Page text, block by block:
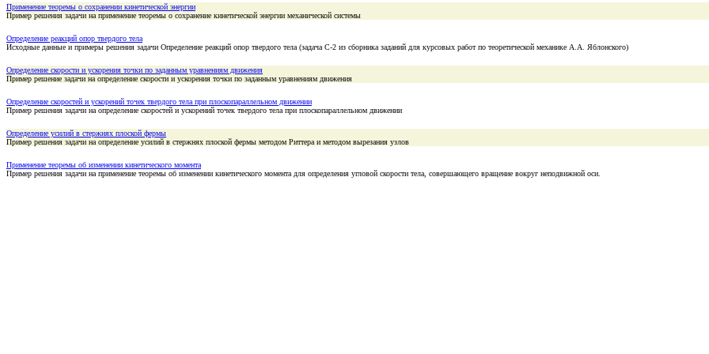
Применение теоремы о сохранении кинетической энергии
Пример решения задачи на применение теоремы о сохранение кинетической энергии механической системы
Определение реакций опор твердого тела
Исходные данные и примеры решения задачи Определение реакций опор твердого тела (задача С-2 из cборника заданий для курсовых работ по теоретической механике А.А. Яблонского)
Определение скорости и ускорения точки по заданным уравнениям движения
Пример решение задачи на определение скорости и ускорения точки по заданным уравнениям движения
Определение скоростей и ускорений точек твердого тела при плоскопараллельном движении
Пример решения задачи на определение скоростей и ускорений точек твердого тела при плоскопараллельном движении
Определение усилий в стержнях плоской фермы
Пример решения задачи на определение усилий в стержнях плоской фермы методом Риттера и методом вырезания узлов
Применение теоремы об изменении кинетического момента
Пример решения задачи на применение теоремы об изменении кинетического момента для определения угловой скорости тела, совершающего вращение вокруг неподвижной оси.